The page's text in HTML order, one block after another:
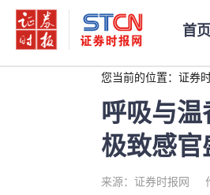
首页
您当前的位置： 证券
呼吸与
极致感
来源：证券时报网